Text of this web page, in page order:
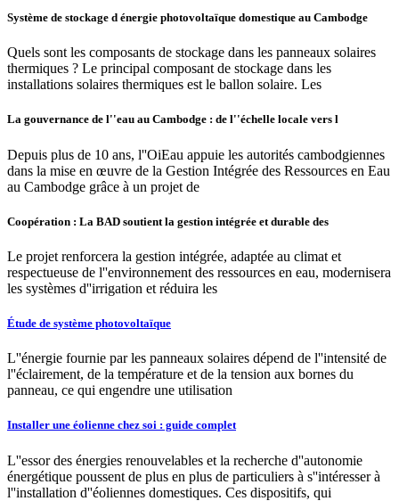
Système de stockage d énergie photovoltaïque domestique au Cambodge
Quels sont les composants de stockage dans les panneaux solaires
thermiques ? Le principal composant de stockage dans les
installations solaires thermiques est le ballon solaire. Les
La gouvernance de l''eau au Cambodge : de l''échelle locale vers l
Depuis plus de 10 ans, l''OiEau appuie les autorités cambodgiennes
dans la mise en œuvre de la Gestion Intégrée des Ressources en Eau
au Cambodge grâce à un projet de
Coopération : La BAD soutient la gestion intégrée et durable des
Le projet renforcera la gestion intégrée, adaptée au climat et
respectueuse de l''environnement des ressources en eau, modernisera
les systèmes d''irrigation et réduira les
Étude de système photovoltaïque
L''énergie fournie par les panneaux solaires dépend de l''intensité de
l''éclairement, de la température et de la tension aux bornes du
panneau, ce qui engendre une utilisation
Installer une éolienne chez soi : guide complet
L''essor des énergies renouvelables et la recherche d''autonomie
énergétique poussent de plus en plus de particuliers à s''intéresser à
l''installation d''éoliennes domestiques. Ces dispositifs, qui